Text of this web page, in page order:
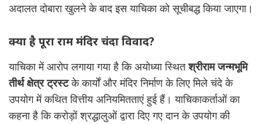
अदालत दोबारा खुलने के बाद इस याचिका को सूचीबद्ध किया जाएगा।
क्या है पूरा राम मंदिर चंदा विवाद?
याचिका में आरोप लगाया गया है कि अयोध्या स्थितश्रीराम जन्मभूमि
तीर्थ क्षेत्र ट्रस्टके कार्यों और मंदिर निर्माण के लिए मिले चंदे के
उपयोग में कथित वित्तीय अनियमितताएं हुई हैं। याचिकाकर्ताओं का
कहना है कि करोड़ों श्रद्धालुओं द्वारा दिए गए दान के उपयोग की